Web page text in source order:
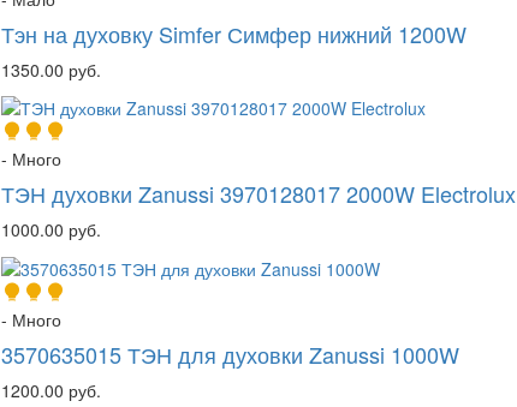
Тэн на духовку Simfer Симфер нижний 1200W
1350.00 руб.
- Много
ТЭН духовки Zanussi 3970128017 2000W Electrolux
1000.00 руб.
- Много
3570635015 ТЭН для духовки Zanussi 1000W
1200.00 руб.